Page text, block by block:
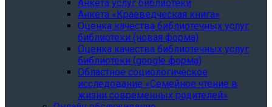
Анкета услуг библиотеки
Анкета «Краеведческая книга»
Oценка качества библиотечных услуг
библиотеки (новая форма)
Oценка качества библиотечных услуг
библиотеки (google форма)
Областное социологическое
исследование «Семейное чтение в
жизни современных родителей»